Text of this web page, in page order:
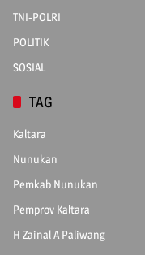
TNI-POLRI
POLITIK
SOSIAL
TAG
Kaltara
Nunukan
Pemkab Nunukan
Pemprov Kaltara
H Zainal A Paliwang